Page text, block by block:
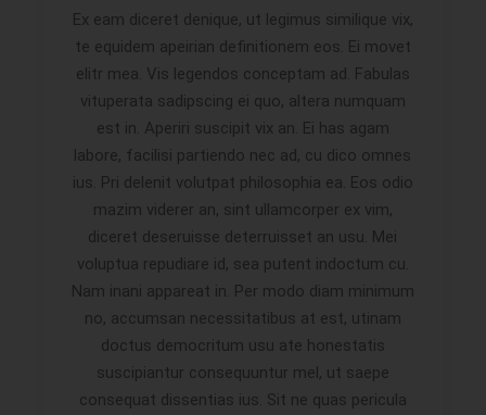
Ex eam diceret denique, ut legimus similique vix,
te equidem apeirian definitionem eos. Ei movet
elitr mea. Vis legendos conceptam ad. Fabulas
vituperata sadipscing ei quo, altera numquam
est in. Aperiri suscipit vix an. Ei has agam
labore, facilisi partiendo nec ad, cu dico omnes
ius. Pri delenit volutpat philosophia ea. Eos odio
mazim viderer an, sint ullamcorper ex vim,
diceret deseruisse deterruisset an usu. Mei
voluptua repudiare id, sea putent indoctum cu.
Nam inani appareat in. Per modo diam minimum
no, accumsan necessitatibus at est, utinam
doctus democritum usu ate honestatis
suscipiantur consequuntur mel, ut saepe
consequat dissentias ius. Sit ne quas pericula